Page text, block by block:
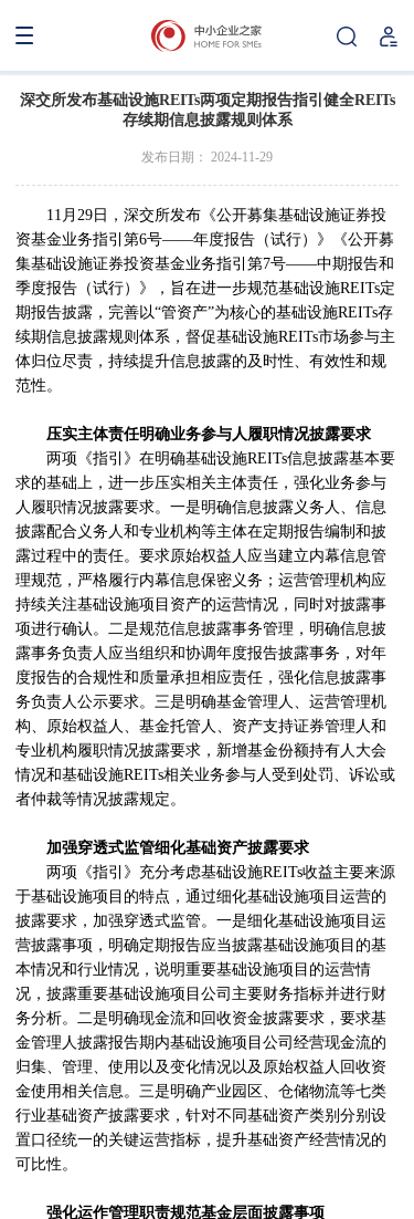
深交所发布基础设施REITs两项定期报告指引健全REITs
存续期信息披露规则体系
发布日期： 2024-11-29
11月29日，深交所发布《公开募集基础设施证券投
资基金业务指引第6号——年度报告（试行）》《公开募
集基础设施证券投资基金业务指引第7号——中期报告和
季度报告（试行）》，旨在进一步规范基础设施REITs定
期报告披露，完善以“管资产”为核心的基础设施REITs存
续期信息披露规则体系，督促基础设施REITs市场参与主
体归位尽责，持续提升信息披露的及时性、有效性和规
范性。
压实主体责任明确业务参与人履职情况披露要求
两项《指引》在明确基础设施REITs信息披露基本要
求的基础上，进一步压实相关主体责任，强化业务参与
人履职情况披露要求。一是明确信息披露义务人、信息
披露配合义务人和专业机构等主体在定期报告编制和披
露过程中的责任。要求原始权益人应当建立内幕信息管
理规范，严格履行内幕信息保密义务；运营管理机构应
持续关注基础设施项目资产的运营情况，同时对披露事
项进行确认。二是规范信息披露事务管理，明确信息披
露事务负责人应当组织和协调年度报告披露事务，对年
度报告的合规性和质量承担相应责任，强化信息披露事
务负责人公示要求。三是明确基金管理人、运营管理机
构、原始权益人、基金托管人、资产支持证券管理人和
专业机构履职情况披露要求，新增基金份额持有人大会
情况和基础设施REITs相关业务参与人受到处罚、诉讼或
者仲裁等情况披露规定。
加强穿透式监管细化基础资产披露要求
两项《指引》充分考虑基础设施REITs收益主要来源
于基础设施项目的特点，通过细化基础设施项目运营的
披露要求，加强穿透式监管。一是细化基础设施项目运
营披露事项，明确定期报告应当披露基础设施项目的基
本情况和行业情况，说明重要基础设施项目的运营情
况，披露重要基础设施项目公司主要财务指标并进行财
务分析。二是明确现金流和回收资金披露要求，要求基
金管理人披露报告期内基础设施项目公司经营现金流的
归集、管理、使用以及变化情况以及原始权益人回收资
金使用相关信息。三是明确产业园区、仓储物流等七类
行业基础资产披露要求，针对不同基础资产类别分别设
置口径统一的关键运营指标，提升基础资产经营情况的
可比性。
强化运作管理职责规范基金层面披露事项